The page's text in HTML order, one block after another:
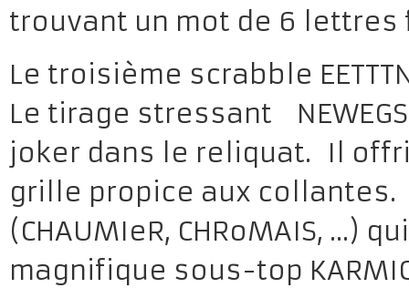
trouvant un mot de 6 lettres
Le troisième scrabble
Le tirage stressant
joker dans le reliquat. Il
grille propice aux collantes.
(CHAUMIeR, CHRoMAIS, …)
magnifique sous-top